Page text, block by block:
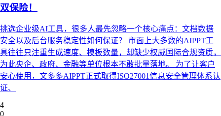
双保险！
挑选企业级AI工具，很多人最先忽略一个核心痛点：文档数据
安全以及后台服务稳定性如何保证？ 市面上大多数的AIPPT工
具往往只注重生成速度、模板数量，却缺少权威国际合规资质，
为此央企、政府、金融等单位根本不敢批量落地。 为了让客户
安心使用，文多多AIPPT正式取得ISO27001信息安全管理体系认
证、
4
0